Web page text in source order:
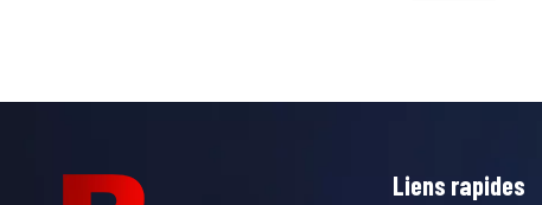
Liens rapides